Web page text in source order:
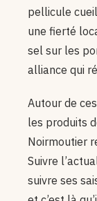
pellicule
une fierté
sel sur les
alliance qui
Autour de
les produits
Noirmoutier
Suivre
suivre ses